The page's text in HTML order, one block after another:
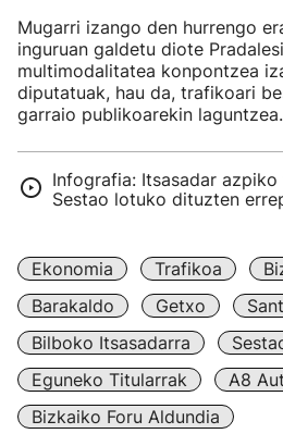
Mugarri izango den hurrengo
inguruan galdetu diote
multimodalitatea konpontzea
diputatuak, hau da, trafikoari
garraio publikoarekin laguntzea.
Infografia: Itsasadar
Sestao lotuko dituzten
Ekonomia Trafikoa
Barakaldo
Getxo
Bilboko Itsasadarra
Eguneko Titularrak
A8
Bizkaiko Foru Aldundia